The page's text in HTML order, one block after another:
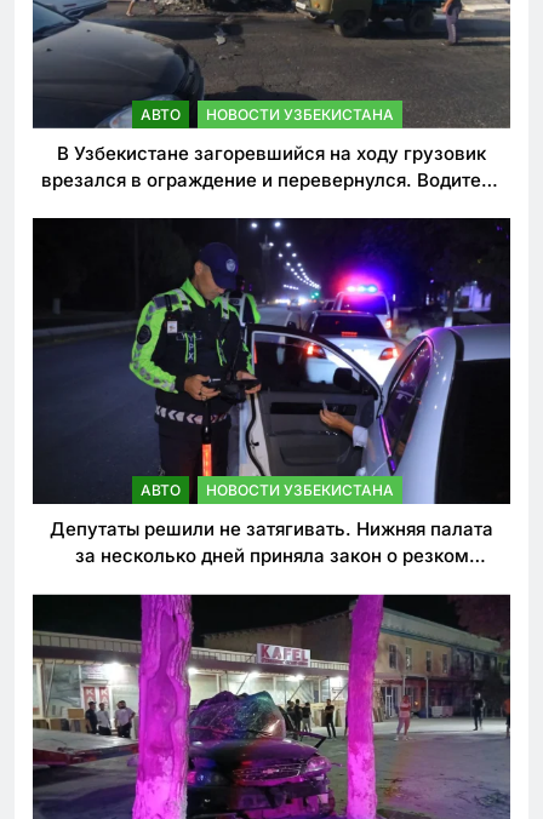
АВТО НОВОСТИ УЗБЕКИСТАНА
В Узбекистане загоревшийся на ходу грузовик
врезался в ограждение и перевернулся. Водитель
АВТО НОВОСТИ УЗБЕКИСТАНА
Депутаты решили не затягивать. Нижняя палата
за несколько дней приняла закон о резком